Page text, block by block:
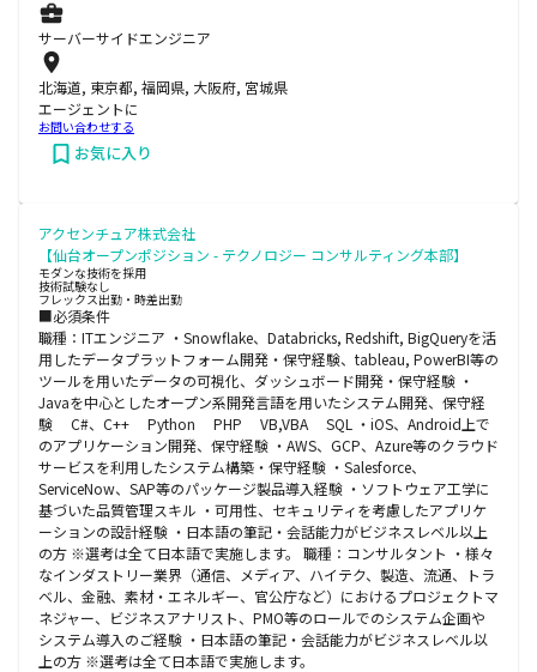
サーバーサイドエンジニア
北海道, 東京都, 福岡県, 大阪府, 宮城県
エージェントに
お問い合わせする
お気に入り
アクセンチュア株式会社
【仙台オープンポジション - テクノロジー コンサルティング本部】
モダンな技術を採用
技術試験なし
フレックス出勤・時差出勤
■必須条件
職種：ITエンジニア ・Snowflake、Databricks, Redshift, BigQueryを活
用したデータプラットフォーム開発・保守経験、tableau, PowerBI等の
ツールを用いたデータの可視化、ダッシュボード開発・保守経験 ・
Javaを中心としたオープン系開発言語を用いたシステム開発、保守経
験 C#、C++ Python PHP VB,VBA SQL ・iOS、Android上で
のアプリケーション開発、保守経験 ・AWS、GCP、Azure等のクラウド
サービスを利用したシステム構築・保守経験 ・Salesforce、
ServiceNow、SAP等のパッケージ製品導入経験 ・ソフトウェア工学に
基づいた品質管理スキル ・可用性、セキュリティを考慮したアプリケ
ーションの設計経験 ・日本語の筆記・会話能力がビジネスレベル以上
の方 ※選考は全て日本語で実施します。 職種：コンサルタント ・様々
なインダストリー業界（通信、メディア、ハイテク、製造、流通、トラ
ベル、金融、素材・エネルギー、官公庁など）におけるプロジェクトマ
ネジャー、ビジネスアナリスト、PMO等のロールでのシステム企画や
システム導入のご経験 ・日本語の筆記・会話能力がビジネスレベル以
上の方 ※選考は全て日本語で実施します。